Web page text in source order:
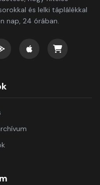
és lelki táplálékkal
nap, 24 órában.